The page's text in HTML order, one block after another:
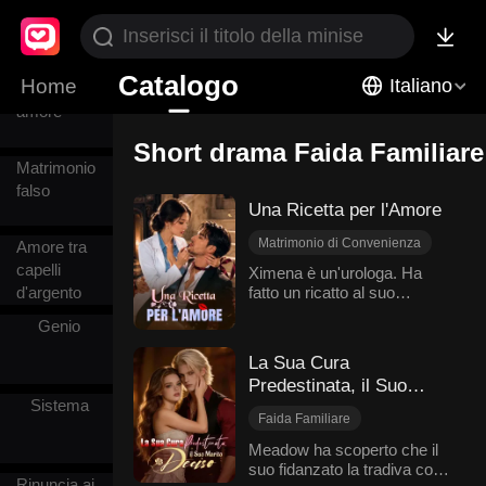
Home Catalogo Italiano
Primo
amore
Matrimonio
falso
Amore tra
capelli
d'argento
Genio
Sistema
Short drama Faida Familiare
Una Ricetta per l'Amore
Matrimonio di Convenienza
Amore dopo il matrimonio
Faida Familiare
Rivoluzione delle Sorti
Ximena è un'urologa. Ha
fatto un ricatto al suo
bisogno di fondi per la
ricerca. Lui ha accettato un
matrimonio di convenienza.
Convivenza. Scherzi.
Ximena ha scoperto che la
sua "impotenza" era
La Sua Cura
Predestinata, il Suo
Marito Deciso
Faida Familiare
Miliardari
Amore dopo il matrimonio
Meadow ha scoperto che il
suo fidanzato la tradiva con